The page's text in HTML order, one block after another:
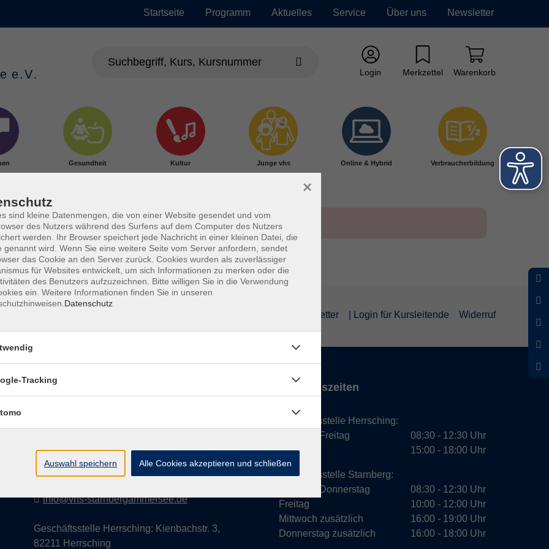
Startseite Programm Aktuelles Service Über uns Newsletter
Login Merkzettel Warenkorb
Gesundheit Kultur Junge vhs Online & Hybrid Verbraucherbildung
Newsletter | Login für Kursleitende Widerruf
Kontakt
Geschäftsstelle Starnberg: Bahnhofplatz 14,
info@vhs-starnbergammersee.de
Geschäftsstelle Herrsching: Kienbachstr. 3,
82211 Herrsching
Öffnungszeiten
Geschäftsstelle Herrsching:
Montag - Freitag
Dienstag
08:30 - 12:30 Uhr
15:00 - 18:00 Uhr
Geschäftsstelle Starnberg:
Montag - Donnerstag
Freitag
Mittwoch zusätzlich
Donnerstag zusätzlich
08:30 - 12:30 Uhr
10:00 - 12:00 Uhr
16:00 - 19:00 Uhr
16:00 - 18:00 Uhr
sind kleine Datenmengen, die von einer Website gesendet und vom
des Nutzers während des Surfens auf dem Computer des Nutzers
werden. Ihr Browser speichert jede Nachricht in einer kleinen Datei, die
genannt wird. Wenn Sie eine weitere Seite vom Server anfordern, sendet
das Cookie an den Server zurück. Cookies wurden als zuverlässiger
für Websites entwickelt, um sich Informationen zu merken oder die
des Benutzers aufzuzeichnen. Bitte willigen Sie in die Verwendung
ein. Weitere Informationen finden Sie in unseren
Datenschutz
×
Tracking
Auswahl speichern Alle Cookies akzeptieren und schließen